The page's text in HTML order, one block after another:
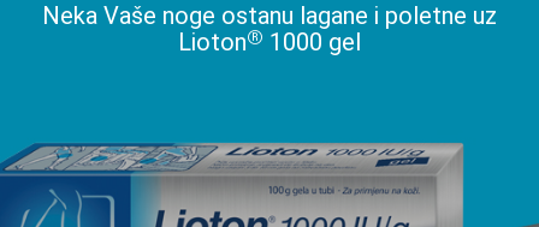
Neka Vaše noge ostanu lagane i poletne uz
Lioton® 1000 gel